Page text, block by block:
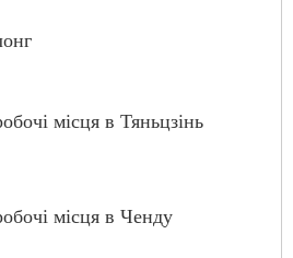
місця в Тяньцзінь
місця в Ченду